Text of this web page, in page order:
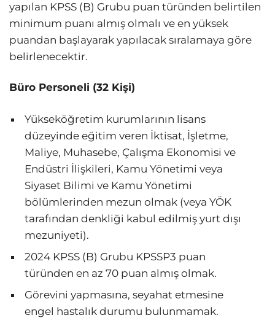
yapılan KPSS (B) Grubu puan türünden belirtilen
minimum puanı almış olmalı ve en yüksek
puandan başlayarak yapılacak sıralamaya göre
belirlenecektir.
Büro Personeli (32 Kişi)
Yükseköğretim kurumlarının lisans
düzeyinde eğitim veren İktisat, İşletme,
Maliye, Muhasebe, Çalışma Ekonomisi ve
Endüstri İlişkileri, Kamu Yönetimi veya
Siyaset Bilimi ve Kamu Yönetimi
bölümlerinden mezun olmak (veya YÖK
tarafından denkliği kabul edilmiş yurt dışı
mezuniyeti).
2024 KPSS (B) Grubu KPSSP3 puan
türünden en az 70 puan almış olmak.
Görevini yapmasına, seyahat etmesine
engel hastalık durumu bulunmamak.